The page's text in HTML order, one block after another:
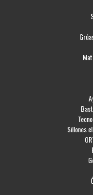
Sillones